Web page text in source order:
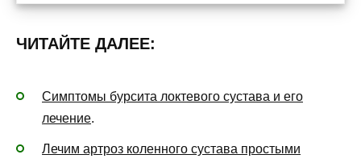
ЧИТАЙТЕ ДАЛЕЕ:
Симптомы бурсита локтевого сустава и его
лечение.
Лечим артроз коленного сустава простыми